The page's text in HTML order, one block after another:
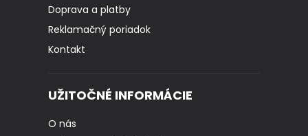
Doprava a platby
Reklamačný poriadok
Kontakt
UŽITOČNÉ INFORMÁCIE
O nás